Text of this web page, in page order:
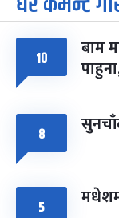
आइत चैत्र ७, २०८३
८ फागुपूर्णिमा
चैत्र ८, २०८३-
१० बाम
८
५